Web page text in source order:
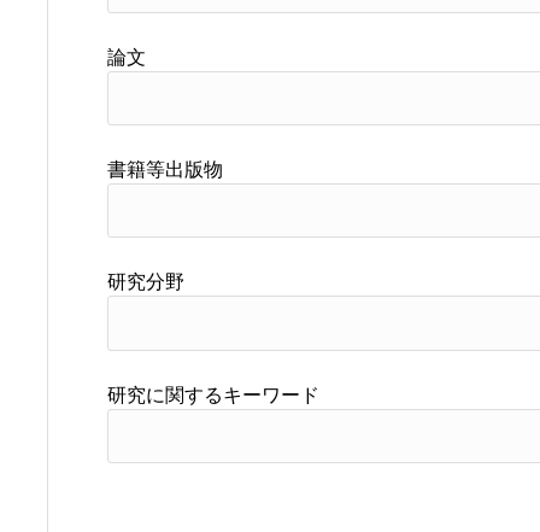
論文
書籍等出版物
研究分野
研究に関するキーワード